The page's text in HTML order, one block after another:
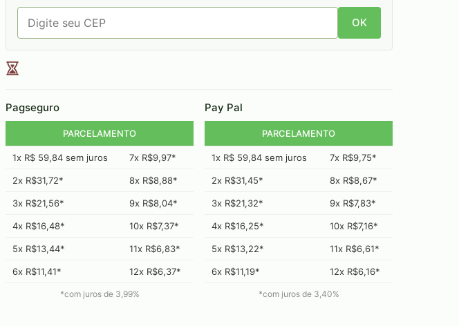
OK
Pagseguro
PARCELAMENTO
1x R$ 59,84 sem juros 7x R$9,97*
2x R$31,72* 8x R$8,88*
3x R$21,56* 9x R$8,04*
4x R$16,48* 10x R$7,37*
5x R$13,44* 11x R$6,83*
6x R$11,41* 12x R$6,37*
*com juros de 3,99%
Pay Pal
PARCELAMENTO
1x R$ 59,84 sem juros 7x R$9,75*
2x R$31,45* 8x R$8,67*
3x R$21,32* 9x R$7,83*
4x R$16,25* 10x R$7,16*
5x R$13,22* 11x R$6,61*
6x R$11,19* 12x R$6,16*
*com juros de 3,40%